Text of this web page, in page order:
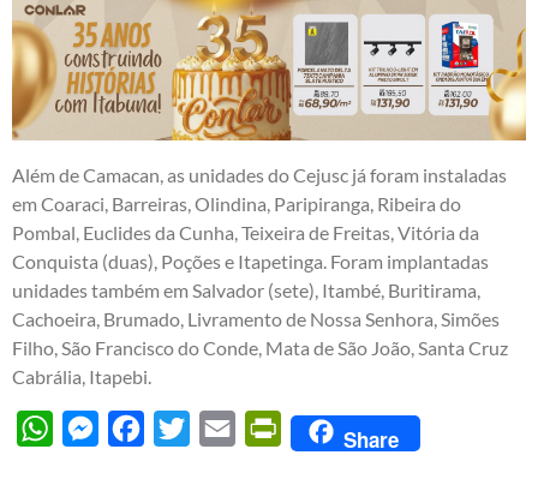
Além de Camacan, as unidades do Cejusc já foram instaladas
em Coaraci, Barreiras, Olindina, Paripiranga, Ribeira do
Pombal, Euclides da Cunha, Teixeira de Freitas, Vitória da
Conquista (duas), Poções e Itapetinga. Foram implantadas
unidades também em Salvador (sete), Itambé, Buritirama,
Cachoeira, Brumado, Livramento de Nossa Senhora, Simões
Filho, São Francisco do Conde, Mata de São João, Santa Cruz
Cabrália, Itapebi.
WhatsAppMessengerFacebook
Twitter Email PrintFriendly
Share